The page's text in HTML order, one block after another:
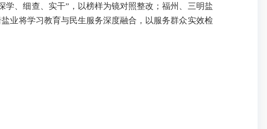
学、细查、实干”，以榜样为镜对照整改；福州、三明盐
业将学习教育与民生服务深度融合，以服务群众实效检